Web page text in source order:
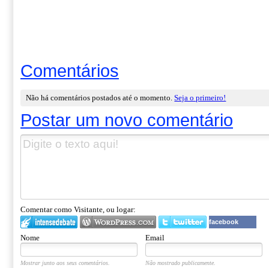
Comentários
Não há comentários postados até o momento.Seja o primeiro!
Postar um novo comentário
Comentar como Visitante, ou logar:
facebook
Nome Email
Mostrar junto aos seus comentários. Não mostrado publicamente.